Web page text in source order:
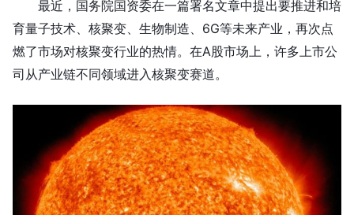
最近，国务院国资委在一篇署名文章中提出要推进和培
育量子技术、核聚变、生物制造、6G等未来产业，再次点
燃了市场对核聚变行业的热情。在A股市场上，许多上市公
司从产业链不同领域进入核聚变赛道。